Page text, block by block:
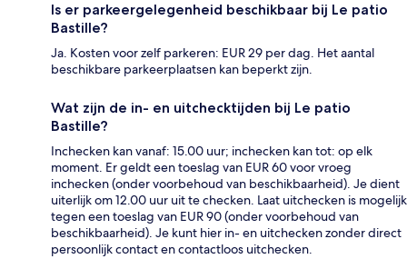
Is er parkeergelegenheid beschikbaar bij Le patio
Bastille?
Ja. Kosten voor zelf parkeren: EUR 29 per dag. Het aantal
beschikbare parkeerplaatsen kan beperkt zijn.
Wat zijn de in- en uitchecktijden bij Le patio
Bastille?
Inchecken kan vanaf: 15.00 uur; inchecken kan tot: op elk
moment. Er geldt een toeslag van EUR 60 voor vroeg
inchecken (onder voorbehoud van beschikbaarheid). Je dient
uiterlijk om 12.00 uur uit te checken. Laat uitchecken is mogelijk
tegen een toeslag van EUR 90 (onder voorbehoud van
beschikbaarheid). Je kunt hier in- en uitchecken zonder direct
persoonlijk contact en contactloos uitchecken.